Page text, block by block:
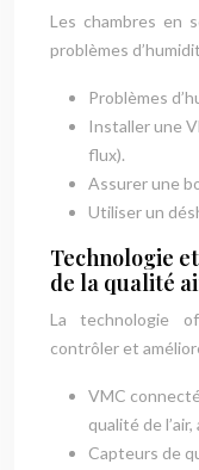
Les chambres en
problèmes
Problèmes
Installer une
flux).
Assurer une
Utiliser un
Technologie
de la qualité
La technologie
contrôler et
VMC
qualité de
Capteurs de